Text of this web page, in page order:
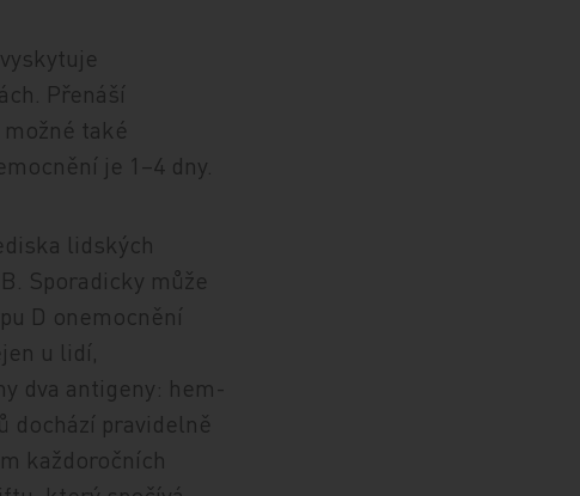
Přenáší
také
je 1–4 dny.
lidských
Sporadicky může
D onemocnění
u lidí,
dva antigeny: hem­
dochází pravidelně
každoročních